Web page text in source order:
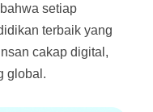
setiap
terbaik yang
cakap digital,
global.